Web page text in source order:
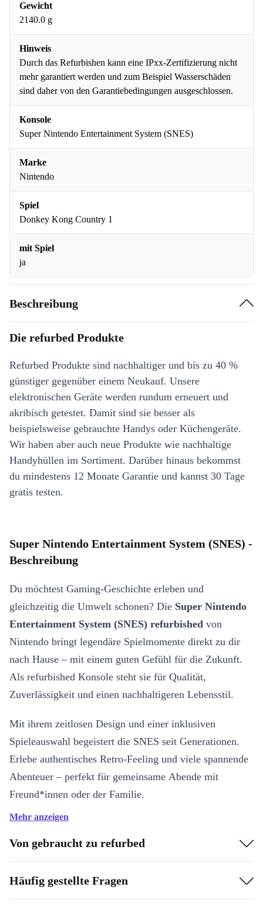
Gewicht
2140.0 g
Hinweis
Durch das Refurbishen kann eine IPxx-Zertifizierung nicht
mehr garantiert werden und zum Beispiel Wasserschäden
sind daher von den Garantiebedingungen ausgeschlossen.
Konsole
Super Nintendo Entertainment System (SNES)
Marke
Nintendo
Spiel
Donkey Kong Country 1
mit Spiel
ja
Beschreibung
Die refurbed Produkte
Refurbed Produkte sind nachhaltiger und bis zu 40 %
günstiger gegenüber einem Neukauf. Unsere
elektronischen Geräte werden rundum erneuert und
akribisch getestet. Damit sind sie besser als
beispielsweise gebrauchte Handys oder Küchengeräte.
Wir haben aber auch neue Produkte wie nachhaltige
Handyhüllen im Sortiment. Darüber hinaus bekommst
du mindestens 12 Monate Garantie und kannst 30 Tage
gratis testen.
Super Nintendo Entertainment System (SNES) -
Beschreibung
Du möchtest Gaming-Geschichte erleben und
gleichzeitig die Umwelt schonen? Die Super Nintendo
Entertainment System (SNES) refurbished von
Nintendo bringt legendäre Spielmomente direkt zu dir
nach Hause – mit einem guten Gefühl für die Zukunft.
Als refurbished Konsole steht sie für Qualität,
Zuverlässigkeit und einen nachhaltigeren Lebensstil.
Mit ihrem zeitlosen Design und einer inklusiven
Spieleauswahl begeistert die SNES seit Generationen.
Erlebe authentisches Retro-Feeling und viele spannende
Abenteuer – perfekt für gemeinsame Abende mit
Freund*innen oder der Familie.
Highlights auf einen Blick:
Refurbished Qualität:
Klassische Nintendo-Technik:Genieße die typische SNES-
Performance mit ikonischem Controller-Gefühl.
Mehr anzeigen
Von gebraucht zu refurbed
Häufig gestellte Fragen